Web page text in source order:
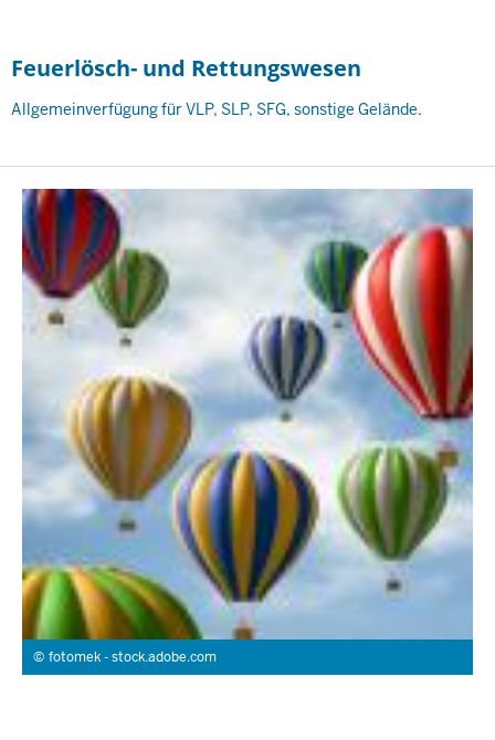
Feuerlösch- und Rettungswesen
Allgemeinverfügung für VLP, SLP, SFG, sonstige Gelände.
fotomek - stock.adobe.com